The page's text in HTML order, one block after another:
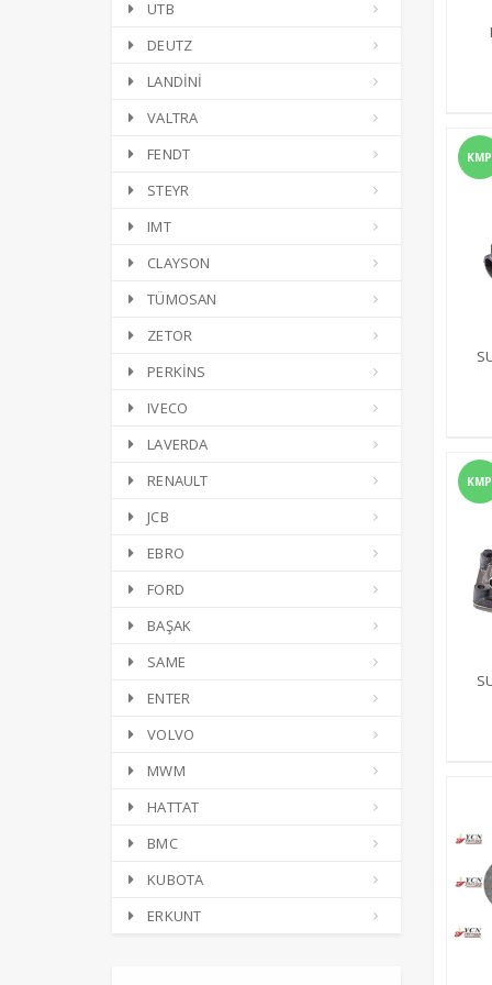
UTB
DEUTZ
LANDİNİ
VALTRA
FENDT
STEYR
IMT
CLAYSON
TÜMOSAN
ZETOR
PERKİNS
IVECO
LAVERDA
RENAULT
JCB
EBRO
FORD
BAŞAK
SAME
ENTER
VOLVO
MWM
HATTAT
BMC
KUBOTA
ERKUNT
KMP
KMP